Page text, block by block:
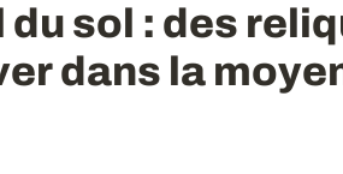
sol : des
dans la